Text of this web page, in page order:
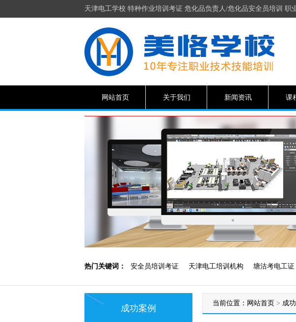
天津电工学校 特种作业培训考证 危化品负责人/危化品安全员培训 职
网站首页 关于我们 新闻资讯 课
热门关键词： 安全员培训考证 天津电工培训机构 塘沽考电工证
天津低压电工培训 塘沽电工培训
成功案例
当前位置： 网站首页 > 成